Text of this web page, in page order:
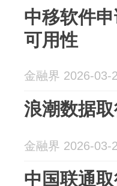
中移软件
可用性
金融界 2026-03-
浪潮数据
金融界 2026-03-
中国联通